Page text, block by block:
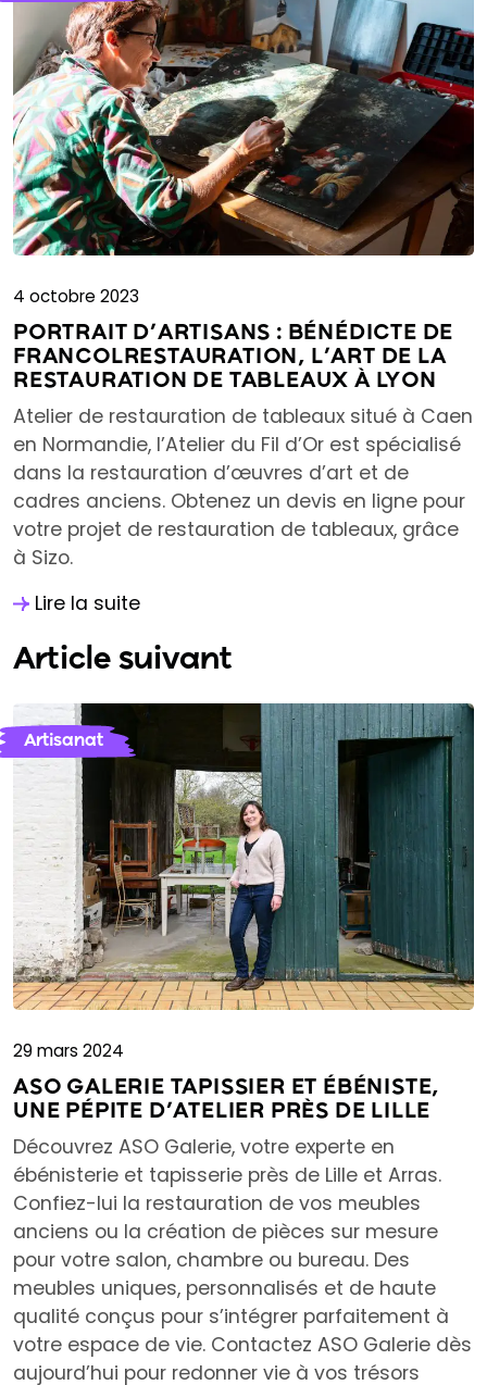
4 octobre 2023
PORTRAIT D’ARTISANS : BÉNÉDICTE DE
FRANCOLRESTAURATION, L’ART DE LA
RESTAURATION DE TABLEAUX À LYON
Atelier de restauration de tableaux situé à Caen
en Normandie, l’Atelier du Fil d’Or est spécialisé
dans la restauration d’œuvres d’art et de
cadres anciens. Obtenez un devis en ligne pour
votre projet de restauration de tableaux, grâce
à Sizo.
Lire la suite
Article suivant
Artisanat
29 mars 2024
ASO GALERIE TAPISSIER ET ÉBÉNISTE,
UNE PÉPITE D’ATELIER PRÈS DE LILLE
Découvrez ASO Galerie, votre experte en
ébénisterie et tapisserie près de Lille et Arras.
Confiez-lui la restauration de vos meubles
anciens ou la création de pièces sur mesure
pour votre salon, chambre ou bureau. Des
meubles uniques, personnalisés et de haute
qualité conçus pour s’intégrer parfaitement à
votre espace de vie. Contactez ASO Galerie dès
aujourd’hui pour redonner vie à vos trésors